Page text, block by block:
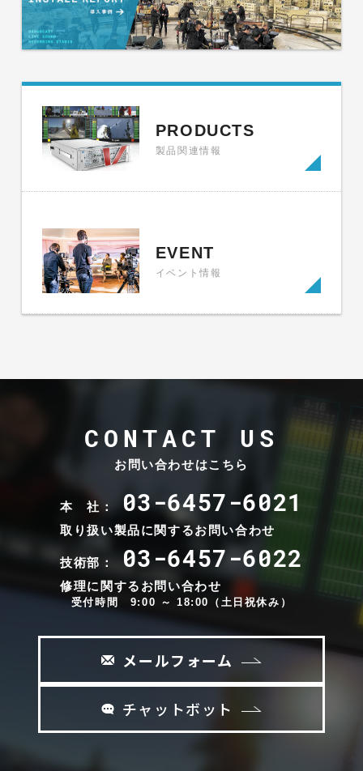
PRODUCTS
製品関連情報
EVENT
イベント情報
CONTACT US
お問い合わせはこちら
本 社： 03-6457-6021
取り扱い製品に関するお問い合わせ
技術部： 03-6457-6022
修理に関するお問い合わせ
受付時間 9:00 ～ 18:00（土日祝休み）
メールフォーム
チャットボット